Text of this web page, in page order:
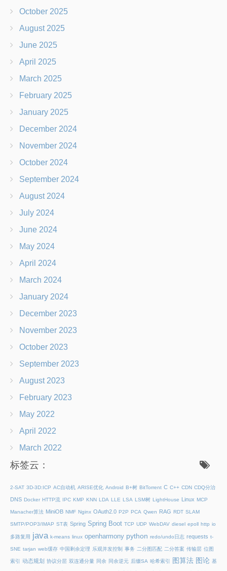
October 2025
August 2025
June 2025
April 2025
March 2025
February 2025
January 2025
December 2024
November 2024
October 2024
September 2024
August 2024
July 2024
June 2024
May 2024
April 2024
March 2024
January 2024
December 2023
November 2023
October 2023
September 2023
August 2023
February 2023
May 2022
April 2022
March 2022
标签云：
2-SAT 3D-3D:ICP AC自动机 ARISE优化 Android B+树 BitTorrent C C++ CDN CDQ分治
DNS Docker HTTP流 IPC KMP KNN LDA LLE LSA LSM树 LightHouse Linux MCP
Manacher算法 MiniOB NMF Nginx OAuth2.0 P2P PCA Qwen RAG RDT SLAM
SMTP/POP3/IMAP ST表 Spring Spring Boot TCP UDP WebDAV diesel epoll http io
多路复用 java k-means linux openharmony python redo/undo日志 requests t-
SNE tarjan web缓存 中国剩余定理 乐观并发控制 事务 二分图匹配 二分答案 传输层 位图
索引 动态规划 协议分层 双连通分量 同余 同余逆元 后缀SA 哈希索引 图算法 图论 基